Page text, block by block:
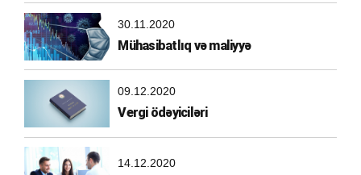
30.11.2020
Mühasibatlıq və maliyyə
09.12.2020
Vergi ödəyiciləri
14.12.2020